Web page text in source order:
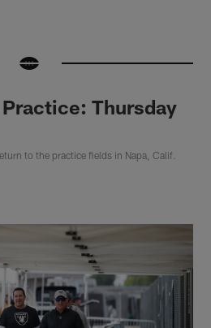
Thursday
to the practice fields in Napa, Calif.